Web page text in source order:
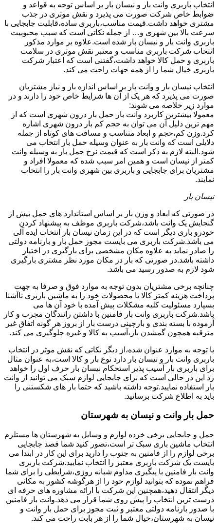
انتخاب باربری وانت بار و نیسان بار بر اساس توجه به قواعد و
ضوابط خاص شرکت صورت می پذیرد و نقش موثری در جذب
مشتری خواهد داشت.قیمت مناسب،باربری ساده،قابلیت جابجایی با
سرعت بالا بین شهری و… از جمله نکاتی است که سبب محبوبیت
باربری وانت بار و نیسان بار شده است.علاوه بر موارد مذکور
انتخاب شرکت باربری مناسب و معتبر نقش موثری در سلامت
باربری و حمل کالا خواهد داشت،گفتنی است که اعتبار شرکت
باربری خیال شما را از همه جهات راحت می کند.
انتخاب نیسان بار و وانت بار بر اساس اندازه بار و نیاز مشتریان
صورت می پذیرد که هر یک از آن ها شرایط خاص خود را دارند و در
موارد زیر خلاصه می شوند:
معمولا بیشترین کاربرد وانت بار حمل بار درون شهری است که از
مهم ترین دلیل آن می توان به حجم کم بار درون شهری اشاره
کرد.وزن کم،حجم و ابعاد متناسب و مسافت های کوتاه از جمله
دلایلی است که وانت بار به عنوان وسیله حمل بار انتخاب می
شود.البته لازم به ذکر است که قیمت نرخ حمل بار به وسیله وانت
کمتر از نیسان است و همین امر سبب شده که معمولا افراد و
مشتریان برای جابجایی و باربری بین شهری وانت بار را انتخاب
نمایند.
نیسان بار
در صورتی که ابعاد و وزن بار بر اساس استاندارد های حمل بیش از
گنجایش یک وانت باشد،شرکت باربری موظف به پیشنهاد کردن
خودرو باری دیگر است که در این زمان نیسان بار انتخاب ایده آلی
می باشد.شرکت باربری می بایست مجوز حمل بار و بارنامه دولتی
را صادر نماید به علاوه مکان مشخصی برای بارگیری در اختیار
داشته باشد.در صورتی که بار در مکان مورد نظر مشتری بارگیری
شود لازم به صدور رسید می باشد.
چنانچه برخی مشتریان بدون توجه به موارد فوق و صرفا به جهت
پرداخت هزینه کمتر کالا یا محصولات خود را به ماشین باربری ناآشنا
بسپارد مسئولیت کلیه مشکلات پیش آمده با خود آن ها می
باشد.شرکت باربری وانت بار فامنین با داشتن رانندگان مجرب و کار
آزموده با بسته بندی و بارچینی درست بار از بروز هر گونه اتفاق غیر
مترقبه همچون گمشدن بار،آسیب به کالا و غیره جلوگیری می کند.
با توجه به موارد عنوان شده،از دیگر نکاتی که نقش موثر در انتخاب
باربری وانت بار و نیسان بار دارد نوع بار و کالا است،به عنوان مثال
برای باربری بار آسیب پذیر استحکام نیسان بار حرف اول را خواهد
زد این در حالی است که برای جابجایی لوازم سبک می توانید از وانت
بار استفاده نمایید.توجه داشته باشید که حتما بار های شکستنی را
باید به اطلاع شرکت برسانید.
حمل بار وانت و نیسان به شهرستان
حمل و جابجایی برخی خرده لوازم و وسایل به شهرستان ها مستلزم
انتخاب ماشین باری سبک تر است،تصور کنید شما قصد جابجایی
برخی لوازم را از فامنین به جنوب را دارید برای این کار در ابتدا می
بایست یک شرکت باربری معتبر را انتخاب نمایید.شرکت باربری
وانت بار فامنین با پیگیری مداوم شبانه روزی،شرایطی را برای شما
فراهم نموده که بتوانید لوازم خود را از هرگوشه کشور به مکانی
دیگر انتقال دهید،همچنین این شرکت با ارائه مشاوره های حرفه ای
درست ترین انتخاب را پیش روی شما قرار می دهد.وانت بار فامنین
با صدور بارنامه دولتی معتبر و ثبت مجوز برای حمل بار وانت و
نیسان به شهرستان،خیال شما را از هر بابت راحت می کند.